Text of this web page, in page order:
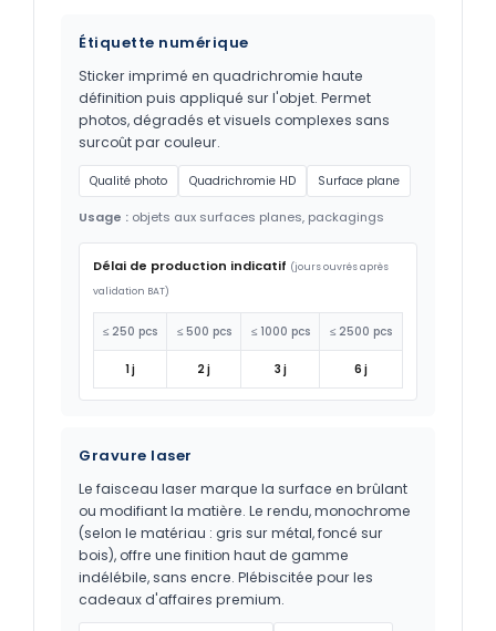
Étiquette numérique
Sticker imprimé en quadrichromie haute
définition puis appliqué sur l'objet. Permet
photos, dégradés et visuels complexes sans
surcoût par couleur.
Qualité photo Quadrichromie HD Surface plane
Usage : objets aux surfaces planes, packagings
Délai de production indicatif (jours ouvrés après
validation BAT)
≤ 250 pcs ≤ 500 pcs ≤ 1000 pcs ≤ 2500 pcs
1 j 2 j 3 j 6 j
Gravure laser
Le faisceau laser marque la surface en brûlant
ou modifiant la matière. Le rendu, monochrome
(selon le matériau : gris sur métal, foncé sur
bois), offre une finition haut de gamme
indélébile, sans encre. Plébiscitée pour les
cadeaux d'affaires premium.